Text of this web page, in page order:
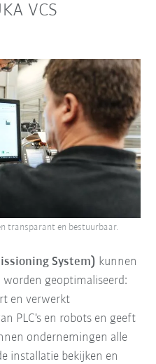
VCS
System) kunnen
geoptimaliseerd:
en verwerkt
PLC's en robots en geeft
ondernemingen alle
installatie bekijken en
transparant en bestuurbaar.